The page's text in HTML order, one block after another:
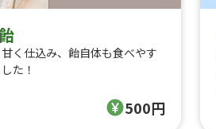
く仕込み、飴自体も食べやす
た！
ります！ 500円